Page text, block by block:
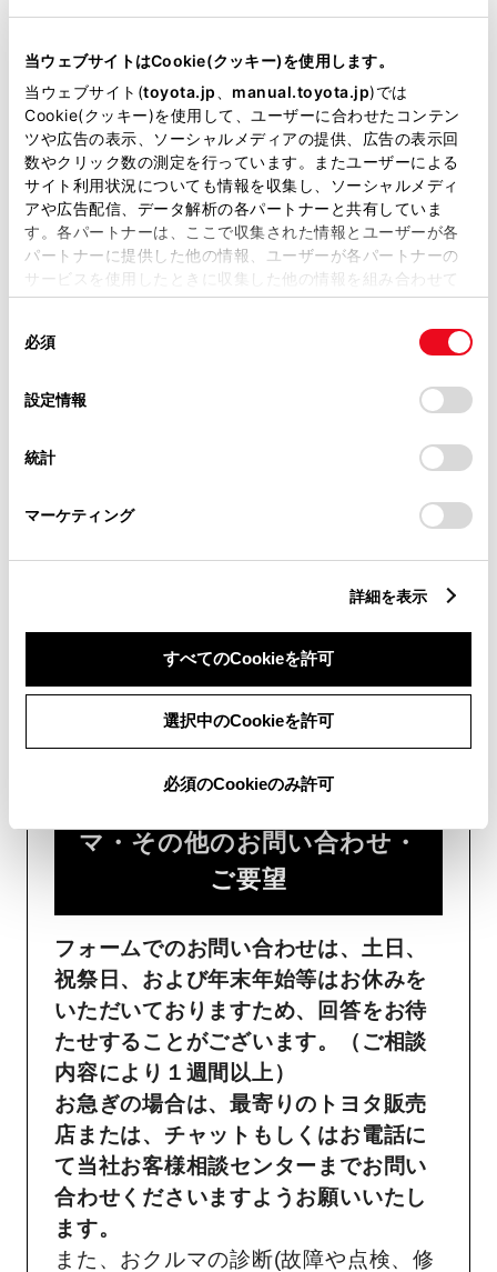
当ウェブサイトはCookie(クッキー)を使用します。
当ウェブサイト(toyota.jp manual.toyota.jp)では
Cookie(クッキー)を使用して、ユーザーに合わせたコンテン
ツや広告の表示、ソーシャルメディアの提供、広告の表示回
数やクリック数の測定を行っています。またユーザーによる
サイト利用状況についても情報を収集し、ソーシャルメディ
アや広告配信、データ解析の各パートナーと共有していま
す。各パートナーは、ここで収集された情報とユーザーが各
パートナーに提供した他の情報、ユーザーが各パートナーの
サービスを使用したときに収集した他の情報を組み合わせて
使用することがあります。当ウェブサイトの使用を続行する
デバイスにすべてのCookie(クッキー)が保存されることに同
意したことになります。Cookie(クッキー)のオプトアウト、
設定の変更、同意を撤回したりするにあたっては、当社の
「Cookie（クッキー）情報の取り扱いについて
」をご覧くだ
必須
設定情報
統計
マーケティング
詳細を表示
すべてのCookieを許可
選択中のCookieを許可
必須のCookieのみ許可
リコール等情報はこちら
チャットでお問い合わせ
受付：10:00～18:00
（長期連休などの当社指定日を除く）
チャットでのお問い合わせはお待たせ
フォームでお問い合わせ
受付：24時間受付
マ・その他のお問い合わせ・
ご要望​
フォームでのお問い合わせは、土日、
祝祭日、および年末年始等はお休みを
いただいておりますため、回答をお待
たせすることがございます。（ご相談
内容により１週間以上）
お急ぎの場合は、最寄りのトヨタ販売
店または、チャットもしくはお電話に
て当社お客様相談センターまでお問い
合わせくださいますようお願いいたし
ます。
また、おクルマの診断(故障や点検、修